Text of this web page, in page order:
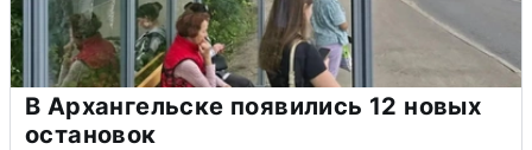
В Архангельске появились 12 новых
остановок